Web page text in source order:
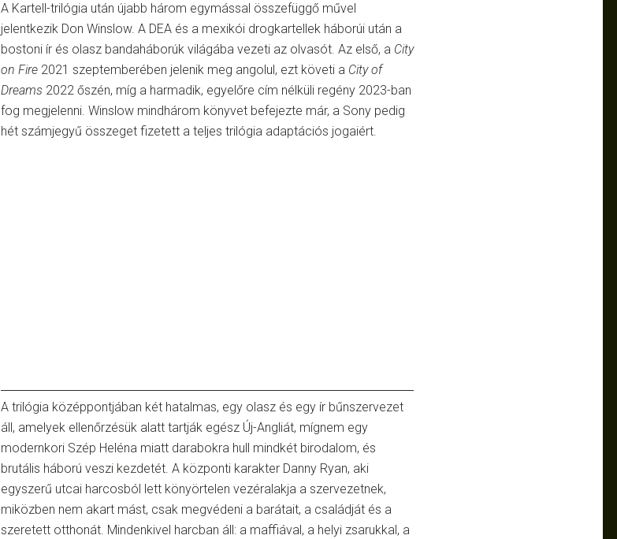
A Kartell-trilógia után újabb három egymással összefüggő művel
jelentkezik Don Winslow. A DEA és a mexikói drogkartellek háborúi után a
bostoni ír és olasz bandaháborúk világába vezeti az olvasót. Az első, a City
on Fire 2021 szeptemberében jelenik meg angolul, ezt követi a City of
Dreams 2022 őszén, míg a harmadik, egyelőre cím nélküli regény 2023-ban
fog megjelenni. Winslow mindhárom könyvet befejezte már, a Sony pedig
hét számjegyű összeget fizetett a teljes trilógia adaptációs jogaiért.
A trilógia középpontjában két hatalmas, egy olasz és egy ír bűnszervezet
áll, amelyek ellenőrzésük alatt tartják egész Új-Angliát, mígnem egy
modernkori Szép Heléna miatt darabokra hull mindkét birodalom, és
brutális háború veszi kezdetét. A központi karakter Danny Ryan, aki
egyszerű utcai harcosból lett könyörtelen vezéralakja a szervezetnek,
miközben nem akart mást, csak megvédeni a barátait, a családját és a
szeretett otthonát. Mindenkivel harcban áll: a maffiával, a helyi zsarukkal, a